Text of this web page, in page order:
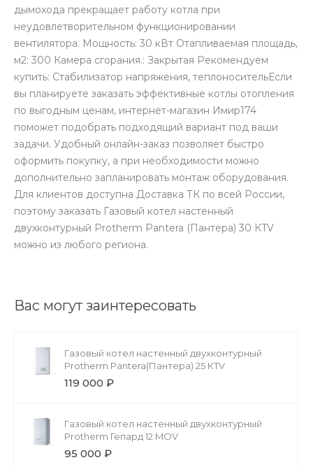
дымохода прекращает работу котла при
неудовлетворительном функционировании
вентилятора. Мощность: 30 кВт Отапливаемая площадь,
м2: 300 Камера сгорания.: Закрытая Рекомендуем
купить: Стабилизатор напряжения, теплоносительЕсли
вы планируете заказать эффективные котлы отопления
по выгодным ценам, интернет-магазин Имир174
поможет подобрать подходящий вариант под ваши
задачи. Удобный онлайн-заказ позволяет быстро
оформить покупку, а при необходимости можно
дополнительно запланировать монтаж оборудования.
Для клиентов доступна Доставка ТК по всей России,
поэтому заказать Газовый котел настенный
двухконтурный Protherm Pantera (Пантера) 30 КTV
можно из любого региона.
Вас могут заинтересовать
Газовый котел настенный двухконтурный
Protherm Pantera(Пантера) 25 КTV
119 000 ₽
Газовый котел настенный двухконтурный
Protherm Гепард 12 MОV
95 000 ₽